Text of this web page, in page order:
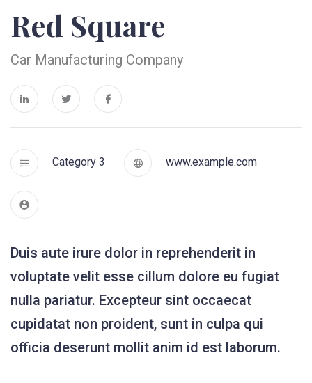
Red Square
Car Manufacturing Company
Category 3 www.example.com
Duis aute irure dolor in reprehenderit in
voluptate velit esse cillum dolore eu fugiat
nulla pariatur. Excepteur sint occaecat
cupidatat non proident, sunt in culpa qui
officia deserunt mollit anim id est laborum.